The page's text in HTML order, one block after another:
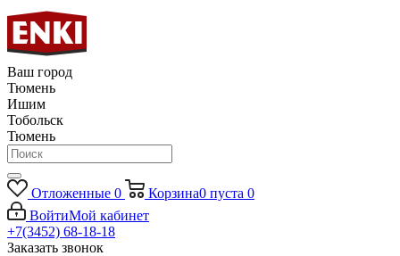
Ваш город
Тюмень
Ишим
Тобольск
Тюмень
Отложенные 0 Корзина0 пуста 0
ВойтиМой кабинет
+7(3452) 68-18-18
Заказать звонок